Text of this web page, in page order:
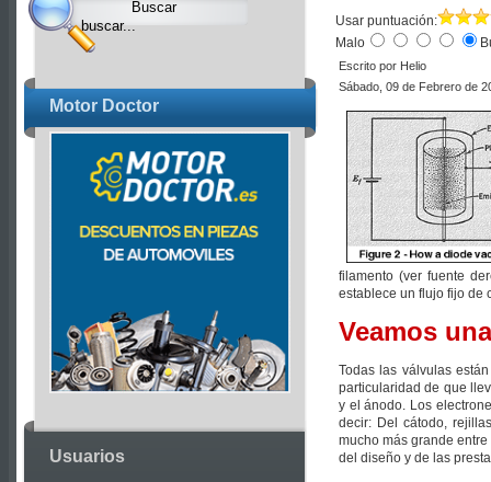
Motor Doctor
Usuarios
Joomla
product
Joomla
Extensions
Joomla
Templates
Usar puntuación:
Malo
Escrito por Helio
Sábado, 09 de Febrero de
filamento (ver fuente
establece un flujo fijo de
Veamos
Todas las válvulas
particularidad de que
y el ánodo. Los
decir: Del cátodo,
mucho más grande
del diseño y de las